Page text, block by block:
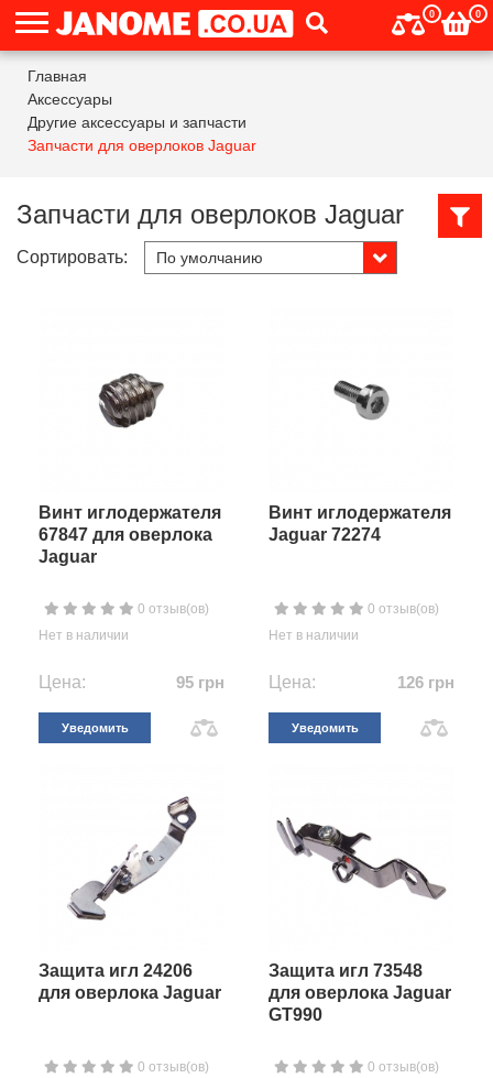
0 0
Главная
Аксессуары
Другие аксессуары и запчасти
Запчасти для оверлоков Jaguar
Запчасти для оверлоков Jaguar
Сортировать:
Винт иглодержателя
67847 для оверлока
Jaguar
0 отзыв(ов)
Нет в наличии
Цена: 95 грн
Уведомить
Винт иглодержателя
Jaguar 72274
0 отзыв(ов)
Нет в наличии
Цена: 126 грн
Уведомить
Защита игл 24206
для оверлока Jaguar
0 отзыв(ов)
Защита игл 73548
для оверлока Jaguar
GT990
0 отзыв(ов)